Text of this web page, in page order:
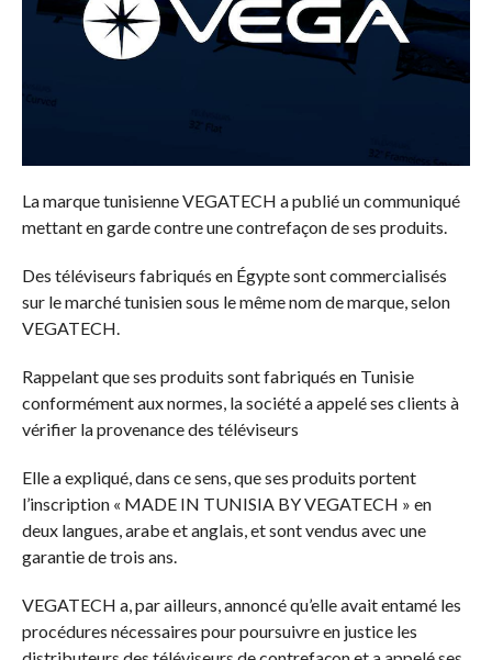
La marque tunisienne VEGATECH a publié un communiqué
mettant en garde contre une contrefaçon de ses produits.
Des téléviseurs fabriqués en Égypte sont commercialisés
sur le marché tunisien sous le même nom de marque, selon
VEGATECH.
Rappelant que ses produits sont fabriqués en Tunisie
conformément aux normes, la société a appelé ses clients à
vérifier la provenance des téléviseurs
Elle a expliqué, dans ce sens, que ses produits portent
l’inscription « MADE IN TUNISIA BY VEGATECH » en
deux langues, arabe et anglais, et sont vendus avec une
garantie de trois ans.
VEGATECH a, par ailleurs, annoncé qu’elle avait entamé les
procédures nécessaires pour poursuivre en justice les